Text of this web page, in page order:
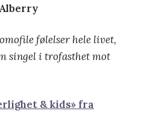
følelser hele livet,
singel i trofasthet mot
& kids» fra